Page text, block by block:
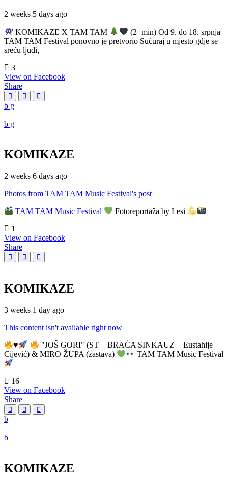
2 weeks 5 days ago
KOMIKAZE X TAM TAM
(2+min) Od 9. do 18. srpnja
TAM TAM Festival ponovno je pretvorio Sućuraj u mjesto gdje se
sreću ljudi,
3
View on Facebook
Share
KOMIKAZE
2 weeks 6 days ago
Photos from TAM TAM Music Festival's post
TAM TAM Music Festival
Fotoreportaža by Lesi
1
View on Facebook
Share
KOMIKAZE
3 weeks 1 day ago
This content isn't available right now
♥️
"JOŠ GORI" (ST + BRAĆA SINKAUZ + Eustahije
Cijević) & MIRO ŽUPA (zastava)
TAM TAM Music Festival
16
View on Facebook
Share
KOMIKAZE